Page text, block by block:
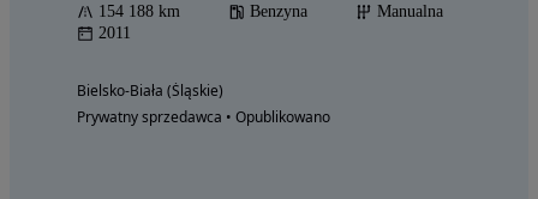
154 188 km Benzyna
Manualna
2011
Bielsko-Biała (Śląskie)
Prywatny sprzedawca • Opublikowano